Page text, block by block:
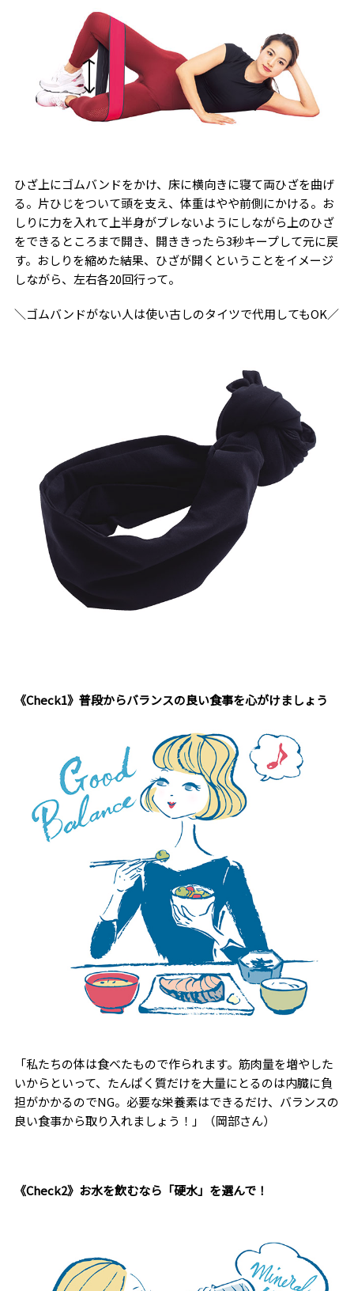
ひざ上にゴムバンドをかけ、床に横向きに寝て両ひざを曲げ
る。片ひじをついて頭を支え、体重はやや前側にかける。お
しりに力を入れて上半身がブレないようにしながら上のひざ
をできるところまで開き、開ききったら3秒キープして元に戻
す。おしりを縮めた結果、ひざが開くということをイメージ
しながら、左右各20回行って。
＼ゴムバンドがない人は使い古しのタイツで代用してもOK／
《Check1》普段からバランスの良い食事を心がけましょう
「私たちの体は食べたもので作られます。筋肉量を増やした
いからといって、たんぱく質だけを大量にとるのは内臓に負
担がかかるのでNG。必要な栄養素はできるだけ、バランスの
良い食事から取り入れましょう！」（岡部さん）
《Check2》お水を飲むなら「硬水」を選んで！